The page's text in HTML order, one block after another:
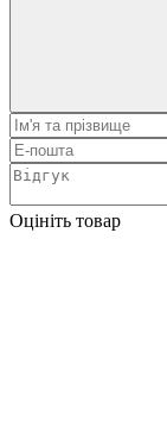
Оцініть товар